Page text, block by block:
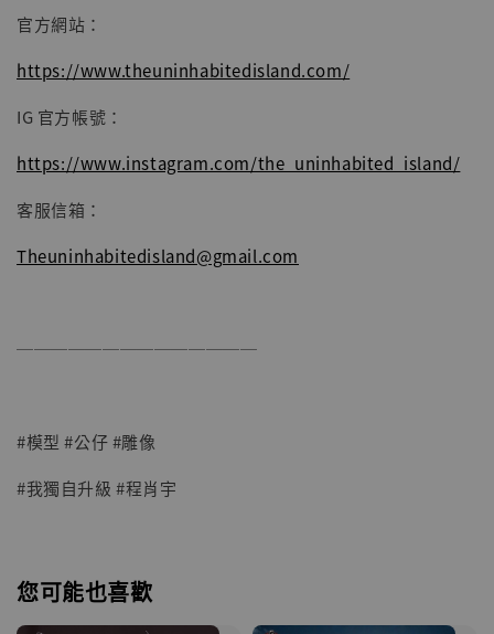
官方網站：
https://www.theuninhabitedisland.com/
IG 官方帳號：
https://www.instagram.com/the_uninhabited_island/
客服信箱：
Theuninhabitedisland@gmail.com
──────────────
#模型 #公仔 #雕像
#我獨自升級 #程肖宇
您可能也喜歡